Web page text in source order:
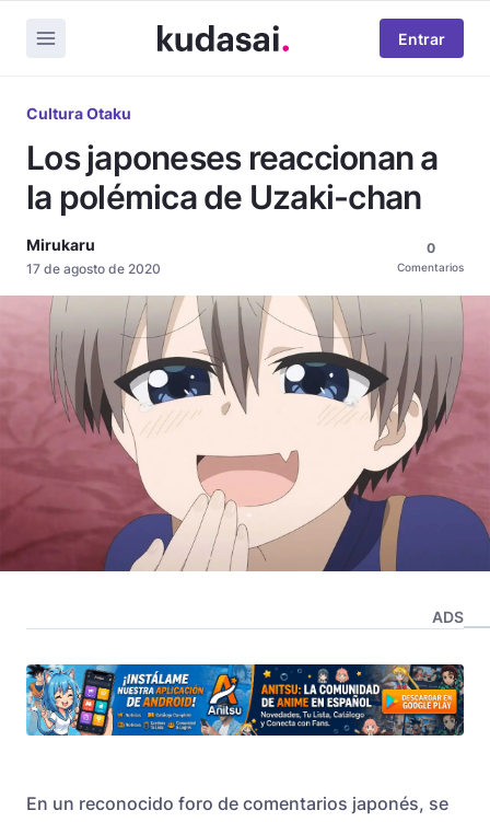
Entrar
Cultura Otaku
Los japoneses reaccionan a
la polémica de Uzaki-chan
Mirukaru
17 de agosto de 2020
0
Comentarios
ADS
En un reconocido foro de comentarios japonés, se